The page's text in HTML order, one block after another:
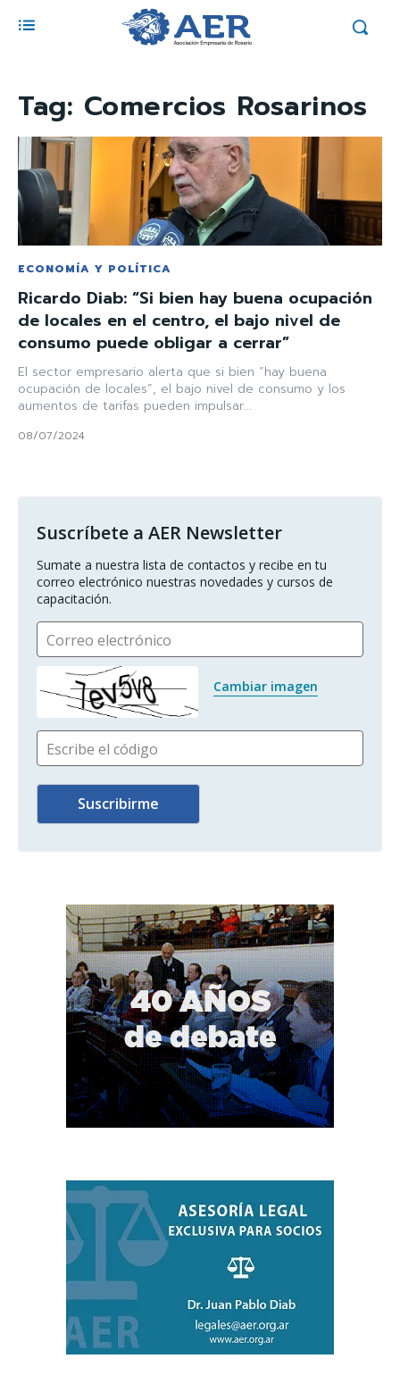
Tag: Comercios Rosarinos
ECONOMÍA Y POLÍTICA
Ricardo Diab: “Si bien hay buena ocupación
de locales en el centro, el bajo nivel de
consumo puede obligar a cerrar”
El sector empresario alerta que si bien “hay buena
ocupación de locales”, el bajo nivel de consumo y los
aumentos de tarifas pueden impulsar...
08/07/2024
Suscríbete a AER Newsletter
Sumate a nuestra lista de contactos y recibe en tu
correo electrónico nuestras novedades y cursos de
capacitación.
Correo electrónico
Cambiar imagen
Escribe el código